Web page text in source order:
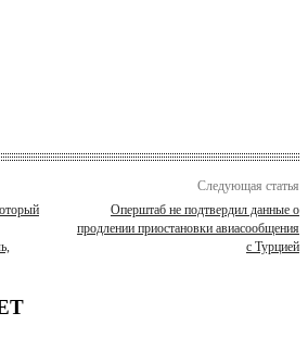
Следующая статья
Оперштаб не подтвердил данные о
продлении приостановки авиасообщения
с Турцией